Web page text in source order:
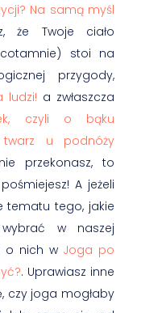
Na samą myśl
że Twoje ciało
stoi na
przygody,
ludzi! a zwłaszcza
czyli o bąku
u podnóży
przekonasz, to
A jeżeli
tematu tego, jakie
w naszej
o nich w Joga po
. Uprawiasz inne
czy joga mogłaby